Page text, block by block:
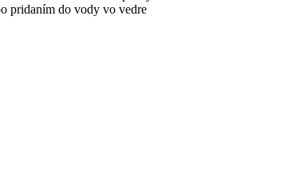
pridaním do vody vo vedre